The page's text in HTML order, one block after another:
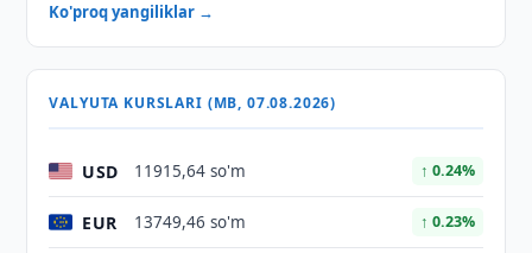
Ko'proq yangiliklar →
VALYUTA KURSLARI (MB, 07.08.2026)
USD 11915,64 so'm ↑ 0.24%
EUR 13749,46 so'm ↑ 0.23%